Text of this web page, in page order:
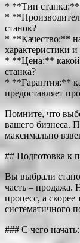
* **Тип станка:**
*
станок?
* **Качество:**
характеристики
* **Цена:** какой
станка?
* **Гарантия:**
предоставляет
Помните, что
вашего бизнеса.
максимально
## Подготовка к
Вы выбрали
часть – продажа.
процесс, а скорее
систематичного
### С чего начать: